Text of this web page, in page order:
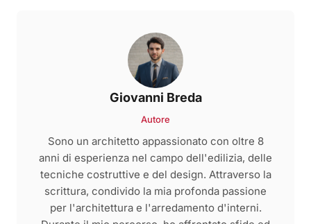
Giovanni Breda
Autore
Sono un architetto appassionato con oltre 8
anni di esperienza nel campo dell'edilizia, delle
tecniche costruttive e del design. Attraverso la
scrittura, condivido la mia profonda passione
per l'architettura e l'arredamento d'interni.